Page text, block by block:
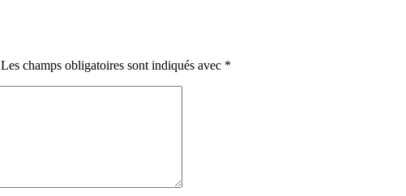
Les champs obligatoires sont indiqués avec *